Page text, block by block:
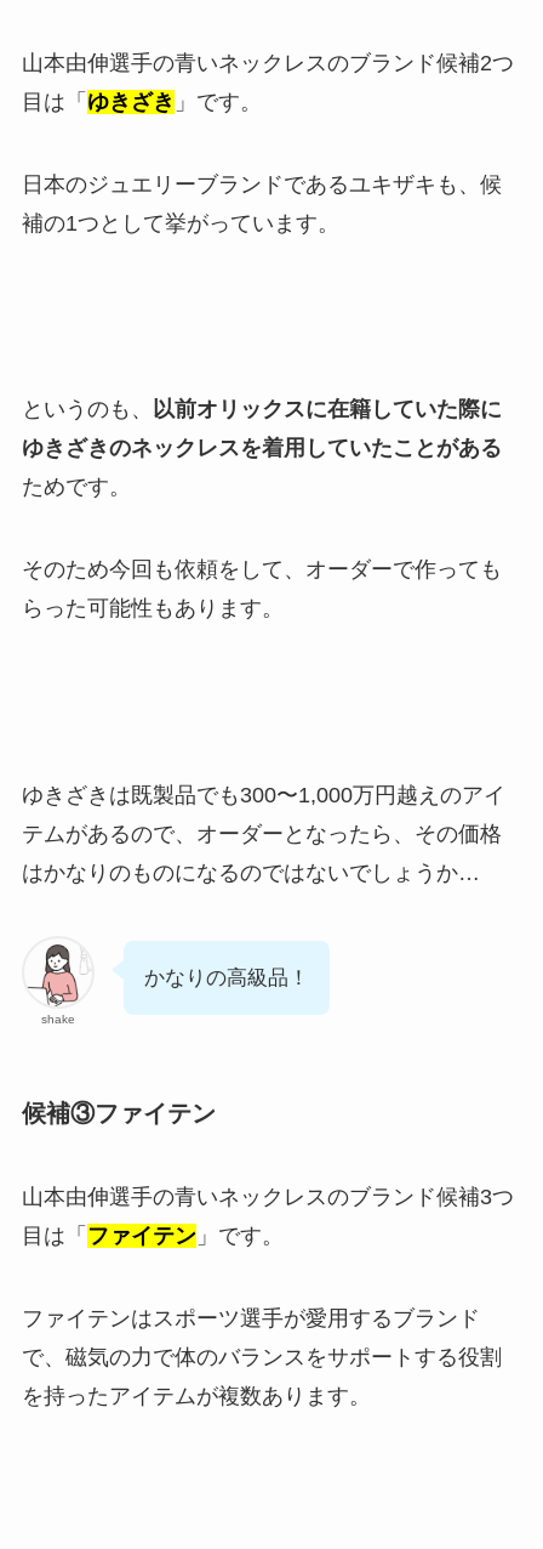
山本由伸選手の青いネックレスのブランド候補2つ
目は「 ゆきざき 」です。
日本のジュエリーブランドであるユキザキも、候
補の1つとして挙がっています。
というのも、 以前オリックスに在籍していた際に
ゆきざきのネックレスを着用していたことがある
ためです。
そのため今回も依頼をして、オーダーで作っても
らった可能性もあります。
ゆきざきは既製品でも300〜1,000万円越えのアイ
テムがあるので、オーダーとなったら、その価格
はかなりのものになるのではないでしょうか…
shake
かなりの高級品！
候補③ファイテン
山本由伸選手の青いネックレスのブランド候補3つ
目は「 ファイテン」です。
ファイテンはスポーツ選手が愛用するブランド
で、磁気の力で体のバランスをサポートする役割
を持ったアイテムが複数あります。